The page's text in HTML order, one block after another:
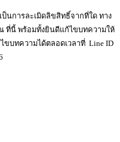
นการละเมิดลิขสิทธิ์จากที่ใด ทาง
ที่นี้ พร้อมทั้งยินดีแก้ไขบทความให้
ขบทความได้ตลอดเวลาที่ Line ID